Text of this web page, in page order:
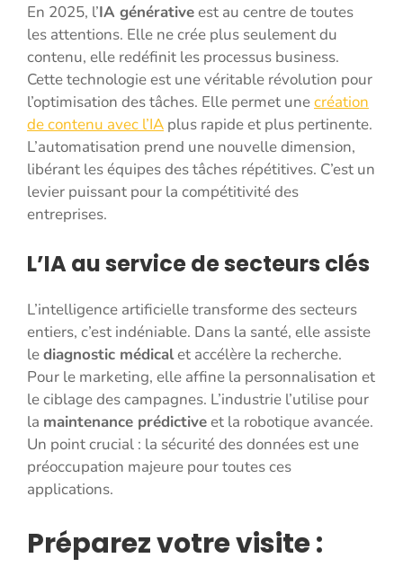
En 2025, l’IA générativeest au centre de toutes
les attentions. Elle ne crée plus seulement du
contenu, elle redéfinit les processus business.
Cette technologie est une véritable révolution pour
l’optimisation des tâches. Elle permet unecréation
de contenu avec l’IA plus rapide et plus pertinente.
L’automatisation prend une nouvelle dimension,
libérant les équipes des tâches répétitives. C’est un
levier puissant pour la compétitivité des
entreprises.
L’IA au service de secteurs clés
L’intelligence artificielle transforme des secteurs
entiers, c’est indéniable. Dans la santé, elle assiste
lediagnostic médicalet accélère la recherche.
Pour le marketing, elle affine la personnalisation et
le ciblage des campagnes. L’industrie l’utilise pour
la maintenance prédictiveet la robotique avancée.
Un point crucial : la sécurité des données est une
préoccupation majeure pour toutes ces
applications.
Préparez votre visite :